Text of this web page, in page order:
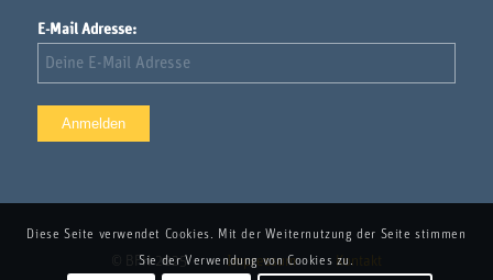
E-Mail Adresse:
© BFH 2025 Impressum Kontakt
Diese Seite verwendet Cookies. Mit der Weiternutzung der Seite stimmen
Sie der Verwendung von Cookies zu.